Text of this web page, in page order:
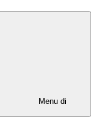
Menu di